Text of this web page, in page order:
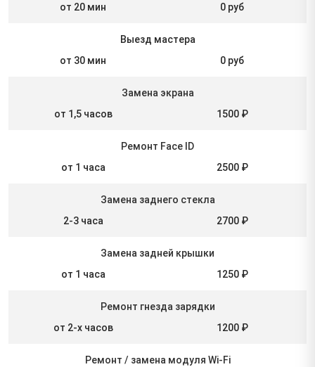
от 20 мин
0 руб
Выезд мастера
от 30 мин
0 руб
Замена экрана
от 1,5 часов
1500 ₽
Ремонт Face ID
от 1 часа
2500 ₽
Замена заднего стекла
2-3 часа
2700 ₽
Замена задней крышки
от 1 часа
1250 ₽
Ремонт гнезда зарядки
от 2-х часов
1200 ₽
Ремонт / замена модуля Wi-Fi